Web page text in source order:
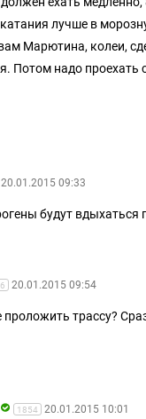
лучше в
Марютина, колеи,
Потом надо проехать
20.01.2015 09:33
будут вдыхаться
20.01.2015 09:54
трассу?
1854 20.01.2015 10:01